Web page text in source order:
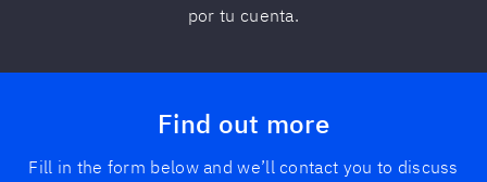
por tu cuenta.
Find out more
Fill in the form below and we’ll contact you to discuss